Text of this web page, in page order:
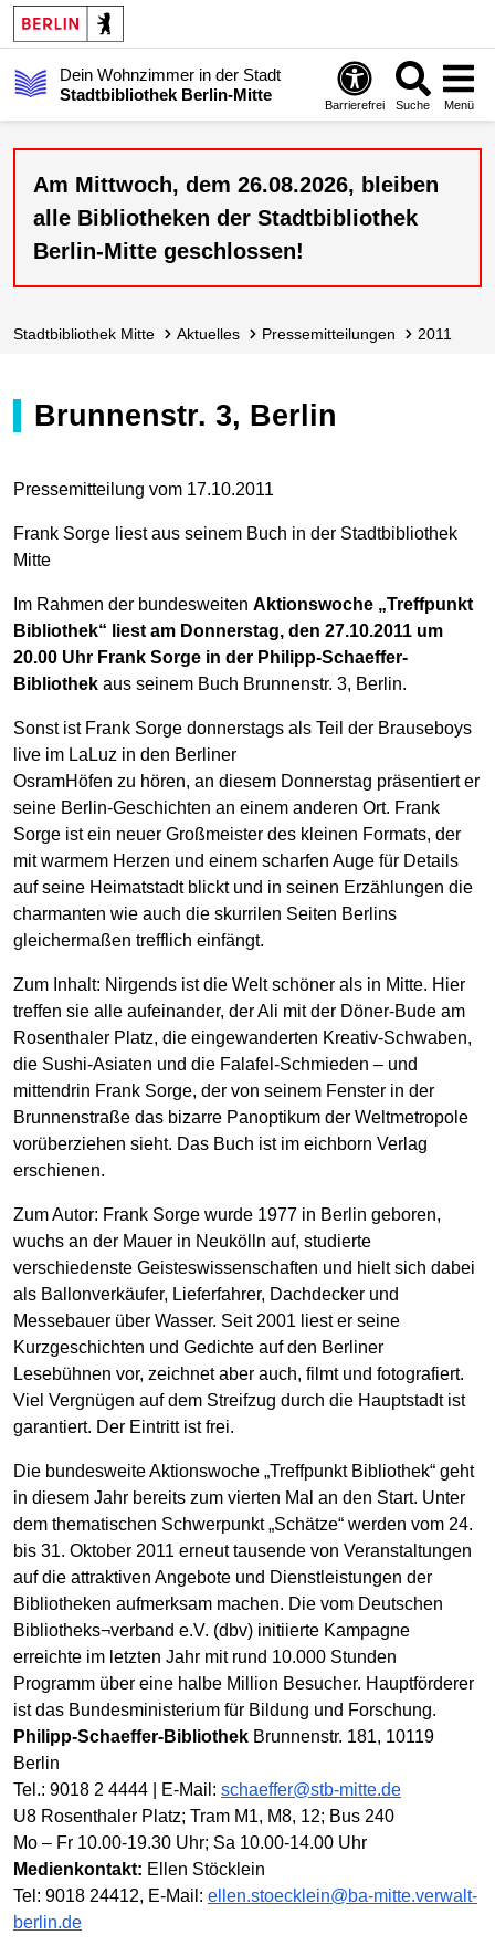
Dein Wohnzimmer in der Stadt
Stadtbibliothek Berlin-Mitte
Barrierefrei Suche Menü
Am Mittwoch, dem 26.08.2026, bleiben
alle Bibliotheken der Stadtbibliothek
Berlin-Mitte geschlossen!
Stadt­bibliothek Mitte Aktuelles Presse­mitteilungen 2011
Brunnenstr. 3, Berlin
Pressemitteilung vom 17.10.2011
Frank Sorge liest aus seinem Buch in der Stadtbibliothek
Mitte
Im Rahmen der bundesweiten Aktionswoche „Treffpunkt
Bibliothek“ liest am Donnerstag, den 27.10.2011 um
20.00 Uhr Frank Sorge in der Philipp-Schaeffer-
Bibliothek aus seinem Buch Brunnenstr. 3, Berlin.
Sonst ist Frank Sorge donnerstags als Teil der Brauseboys
live im LaLuz in den Berliner
OsramHöfen zu hören, an diesem Donnerstag präsentiert er
seine Berlin-Geschichten an einem anderen Ort. Frank
Sorge ist ein neuer Großmeister des kleinen Formats, der
mit warmem Herzen und einem scharfen Auge für Details
auf seine Heimatstadt blickt und in seinen Erzählungen die
charmanten wie auch die skurrilen Seiten Berlins
gleichermaßen trefflich einfängt.
Zum Inhalt: Nirgends ist die Welt schöner als in Mitte. Hier
treffen sie alle aufeinander, der Ali mit der Döner-Bude am
Rosenthaler Platz, die eingewanderten Kreativ-Schwaben,
die Sushi-Asiaten und die Falafel-Schmieden – und
mittendrin Frank Sorge, der von seinem Fenster in der
Brunnenstraße das bizarre Panoptikum der Weltmetropole
vorüberziehen sieht. Das Buch ist im eichborn Verlag
erschienen.
Zum Autor: Frank Sorge wurde 1977 in Berlin geboren,
wuchs an der Mauer in Neukölln auf, studierte
verschiedenste Geisteswissenschaften und hielt sich dabei
als Ballonverkäufer, Lieferfahrer, Dachdecker und
Messebauer über Wasser. Seit 2001 liest er seine
Kurzgeschichten und Gedichte auf den Berliner
Lesebühnen vor, zeichnet aber auch, filmt und fotografiert.
Viel Vergnügen auf dem Streifzug durch die Hauptstadt ist
garantiert. Der Eintritt ist frei.
Die bundesweite Aktionswoche „Treffpunkt Bibliothek“ geht
in diesem Jahr bereits zum vierten Mal an den Start. Unter
dem thematischen Schwerpunkt „Schätze“ werden vom 24.
bis 31. Oktober 2011 erneut tausende von Veranstaltungen
auf die attraktiven Angebote und Dienstleistungen der
Bibliotheken aufmerksam machen. Die vom Deutschen
Bibliotheks¬verband e.V. (dbv) initiierte Kampagne
erreichte im letzten Jahr mit rund 10.000 Stunden
Programm über eine halbe Million Besucher. Hauptförderer
ist das Bundesministerium für Bildung und Forschung.
Philipp-Schaeffer-Bibliothek Brunnenstr. 181, 10119
Berlin
Tel.: 9018 2 4444 | E-Mail: schaeffer@stb-mitte.de
U8 Rosenthaler Platz; Tram M1, M8, 12; Bus 240
Mo – Fr 10.00-19.30 Uhr; Sa 10.00-14.00 Uhr
Medienkontakt: Ellen Stöcklein
Tel: 9018 24412, E-Mail: ellen.stoecklein@ba-mitte.verwalt-
berlin.de